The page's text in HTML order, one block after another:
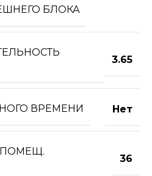
БЛОКА
3.65
ВРЕМЕНИ Нет
36